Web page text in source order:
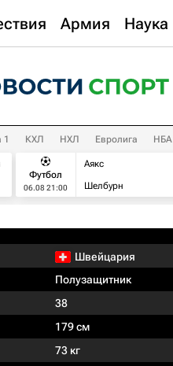
Армия Наука
1 КХЛ НХЛ Евролига НБА
Футбол
06.08 21:00
Аякс
Шелбурн
Швейцария
Полузащитник
38
179 см
73 кг